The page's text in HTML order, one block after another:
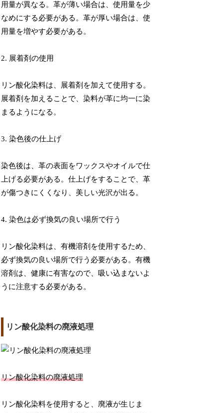
用量が異なる。革が薄い場合は、使用量を少
なめにする必要がある。革が厚い場合は、使
用量を増やす必要がある。
2. 展着剤の使用
リン酸化染料は、展着剤を加えて使用する。
展着剤を加えることで、染料が革に均一に染
まるようになる。
3. 染色後の仕上げ
染色後は、革の表面をワックスやオイルで仕
上げる必要がある。仕上げをすることで、革
が傷つきにくくなり、美しい光沢が出る。
4. 染色は必ず換気の良い場所で行う
リン酸化染料は、有機溶剤を使用するため、
必ず換気の良い場所で行う必要がある。有機
溶剤は、健康に有害なので、吸い込まないよ
うに注意する必要がある。
リン酸化染料の廃液処理
リン酸化染料の廃液処理
リン酸化染料を使用すると、廃液が生じま